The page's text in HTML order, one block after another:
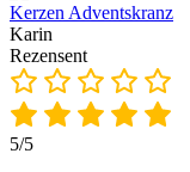
Kerzen Adventskranz
Karin
Rezensent
5/5